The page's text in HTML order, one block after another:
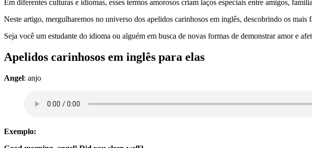
Em diferentes culturas e idiomas, esses termos amorosos criam laços especiais entre amigos,
Neste artigo, mergulharemos no universo dos apelidos carinhosos em inglês, descobrindo os mais
Seja você um estudante do idioma ou alguém em busca de novas formas de demonstrar amor e
Apelidos carinhosos em inglês para elas
Angel: anjo
Exemplo: